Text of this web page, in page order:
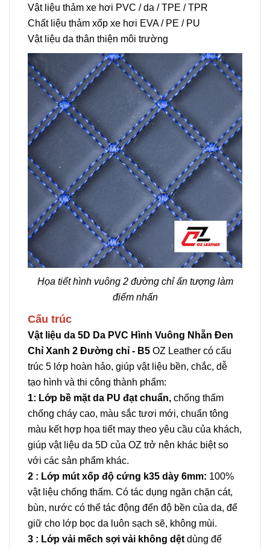
Vật liệu thảm xe hơi PVC / da / TPE / TPR
Chất liệu thảm xốp xe hơi EVA / PE / PU
Vật liệu da thân thiện môi trường
Họa tiết hình vuông 2 đường chỉ ấn tượng làm
điểm nhấn
Cấu trúc
Vật liệu da 5D Da PVC Hình Vuông Nhẵn Đen
Chỉ Xanh 2 Đường chỉ - B5 OZ Leather có cấu
trúc 5 lớp hoàn hảo, giúp vật liệu bền, chắc, dễ
tạo hình và thi công thành phẩm:
1: Lớp bề mặt da PU đạt chuẩn, chống thấm
chống cháy cao, màu sắc tươi mới, chuẩn tông
màu kết hợp họa tiết may theo yêu cầu của khách,
giúp vật liệu da 5D của OZ trở nên khác biệt so
với các sản phẩm khác.
2 : Lớp mút xốp độ cứng k35 dày 6mm: 100%
vật liệu chống thấm. Có tác dụng ngăn chặn cát,
bùn, nước có thể tác động đến độ bền của da, để
giữ cho lớp bọc da luôn sạch sẽ, không mùi.
3 : Lớp vải mếch sợi vải không dệt dùng để